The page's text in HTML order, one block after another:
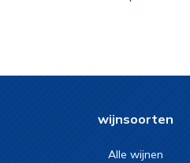
wijnsoorten
Alle wijnen